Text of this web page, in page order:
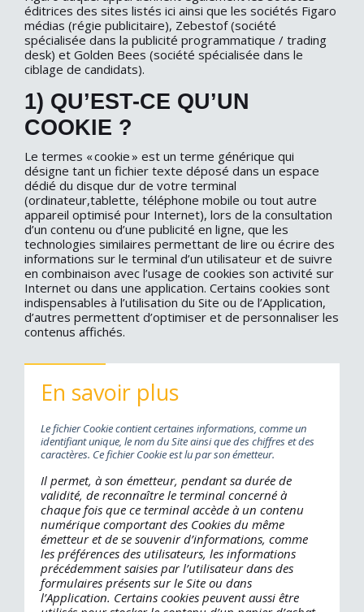
éditrices des sites listés ici ainsi que les sociétés Figaro
médias (régie publicitaire), Zebestof (société
spécialisée dans la publicité programmatique / trading
desk) et Golden Bees (société spécialisée dans le
ciblage de candidats).
1) QU’EST-CE QU’UN
COOKIE ?
Le termes « cookie » est un terme générique qui
désigne tant un fichier texte déposé dans un espace
dédié du disque dur de votre terminal
(ordinateur,tablette, téléphone mobile ou tout autre
appareil optimisé pour Internet), lors de la consultation
d’un contenu ou d’une publicité en ligne, que les
technologies similaires permettant de lire ou écrire des
informations sur le terminal d’un utilisateur et de suivre
en combinaison avec l’usage de cookies son activité sur
Internet ou dans une application. Certains cookies sont
indispensables à l’utilisation du Site ou de l’Application,
d’autres permettent d’optimiser et de personnaliser les
contenus affichés.
Le termes « cookie » est un terme
déposé dans un espace dédié du
tablette, téléphone mobile ou tout
la consultation d’un contenu ou d’une
similaires permettant de lire ou écrire
utilisateur et de suivre en
Internet ou dans une application.
personnaliser les contenus
qui fait partie du Groupe Figaro
éditrices des sites
publicitaire),
Zebestof (société spécialisée
Golden Bees (société spécialisée
En savoir plus
Le fichier Cookie contient certaines informations, comme un
identifiant unique, le nom du Site ainsi que des chiffres et des
caractères. Ce fichier Cookie est lu par son émetteur.
Il permet, à son émetteur, pendant sa durée de
validité, de reconnaître le terminal concerné à
chaque fois que ce terminal accède à un contenu
numérique comportant des Cookies du même
émetteur et de se souvenir d’informations, comme
les préférences des utilisateurs, les informations
précédemment saisies par l’utilisateur dans des
formulaires présents sur le Site ou dans
l’Application. Certains cookies peuvent aussi être